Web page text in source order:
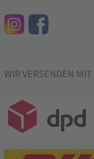
WIR VERSENDEN MIT